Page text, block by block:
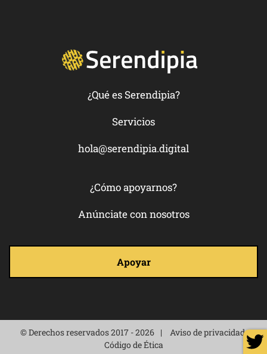
¿Qué es Serendipia?
Servicios
hola@serendipia.digital
¿Cómo apoyarnos?
Anúnciate con nosotros
Apoyar
© Derechos reservados 2017 - 2026
Aviso de privacidad
Código de Ética